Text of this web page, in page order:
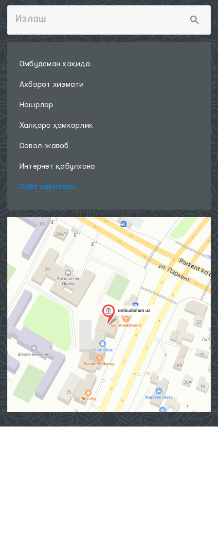
Омбудсман ҳақида
Ахборот хизмати
Нашрлар
Халқаро ҳамкорлик
Савол-жавоб
Интернет қабулхона
Сайт харитаси